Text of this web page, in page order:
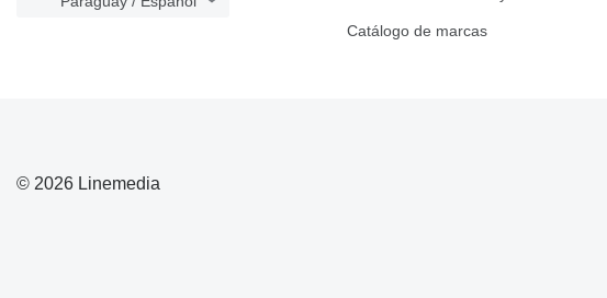
Catálogo de marcas
© 2026 Linemedia